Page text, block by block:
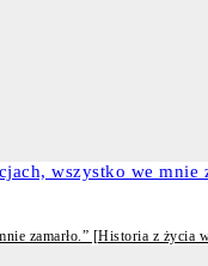
zamarło.” [Historia z życia